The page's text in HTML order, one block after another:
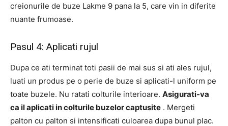
creionurile de buze Lakme 9 pana la 5, care vin in diferite
nuante frumoase.
Pasul 4: Aplicati rujul
Dupa ce ati terminat toti pasii de mai sus si ati ales rujul,
luati un produs pe o perie de buze si aplicati-l uniform pe
toate buzele. Nu ratati colturile interioare. Asigurati-va
ca il aplicati in colturile buzelor captusite . Mergeti
palton cu palton si intensificati culoarea dupa bunul plac.